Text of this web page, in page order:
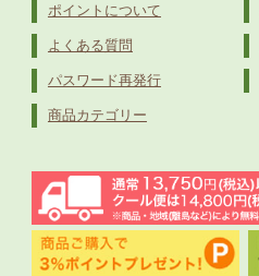
ポイントについて
よくある質問
パスワード再発行
商品カテゴリー